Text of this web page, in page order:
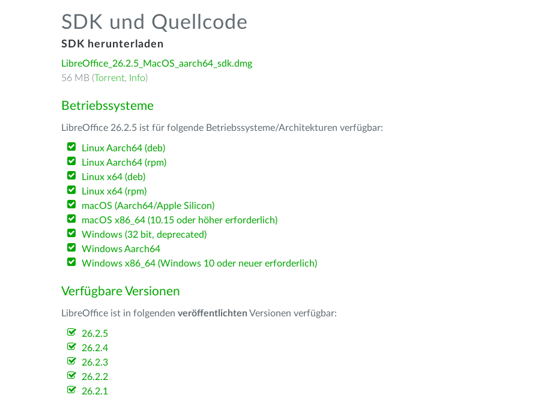
SDK und Quellcode
SDK herunterladen
LibreOffice_26.2.5_MacOS_aarch64_sdk.dmg
56 MB (Torrent, Info)
Betriebssysteme
LibreOffice 26.2.5 ist für folgende Betriebssysteme/Architekturen verfügbar:
Linux Aarch64 (deb)
Linux Aarch64 (rpm)
Linux x64 (deb)
Linux x64 (rpm)
macOS (Aarch64/Apple Silicon)
macOS x86_64 (10.15 oder höher erforderlich)
Windows (32 bit, deprecated)
Windows Aarch64
Windows x86_64 (Windows 10 oder neuer erforderlich)
Verfügbare Versionen
LibreOffice ist in folgenden veröffentlichten Versionen verfügbar:
26.2.5
26.2.4
26.2.3
26.2.2
26.2.1